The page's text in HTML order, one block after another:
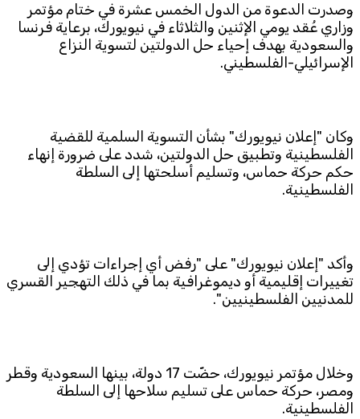
وصدرت الدعوة من الدول الخمس عشرة في ختام مؤتمر
وزاري عُقد يومي الإثنين والثلاثاء في نيويورك، برعاية فرنسا
والسعودية بهدف إحياء حل الدولتين لتسوية النزاع
الإسرائيلي-الفلسطيني.
وكان "إعلان نيويورك" بشأن التسوية السلمية للقضية
الفلسطينية وتطبيق حل الدولتين، شدد على ضرورة إنهاء
حكم حركة حماس، وتسليم أسلحتها إلى السلطة
الفلسطينية.
وأكد "إعلان نيويورك" على "رفض أي إجراءات تؤدي إلى
تغييرات إقليمية أو ديموغرافية بما في ذلك التهجير القسري
للمدنيين الفلسطينيين".
وخلال مؤتمر نيويورك، حضّت 17 دولة، بينها السعودية وقطر
ومصر، حركة حماس على تسليم سلاحها إلى السلطة
الفلسطينية.